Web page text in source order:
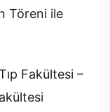
Töreni ile
Fakültesi –